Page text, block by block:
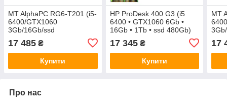
MT AlphaPC RG6-T201 (i5-
6400/GTX1060
3Gb/16Gb/ssd
17 485 ₴
Купити
HP ProDesk 400 G3 (i5
6400 • GTX1060 6Gb •
16Gb • 1Tb • ssd 480Gb)
17 345₴
Купити
MT
17
Про нас